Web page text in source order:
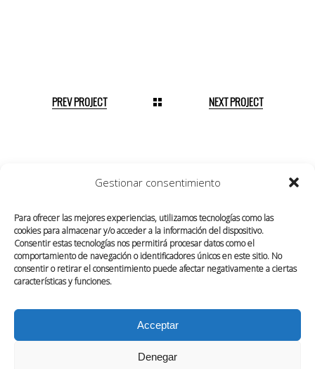
Gestionar consentimiento
Para ofrecer las mejores experiencias, utilizamos tecnologías como las
cookies para almacenar y/o acceder a la información del dispositivo.
Consentir estas tecnologías nos permitirá procesar datos como el
comportamiento de navegación o identificadores únicos en este sitio. No
consentir o retirar el consentimiento puede afectar negativamente a ciertas
características y funciones.
Acceptar
Denegar
PREV PROJECT NEXT PROJECT
SOBRE NOSOTROS
CONTACTO